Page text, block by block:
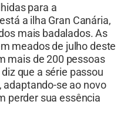
para a
a ilha Gran Canária,
mais badalados. As
meados de julho deste
mais de 200 pessoas
que a série passou
se ao novo
perder sua essência